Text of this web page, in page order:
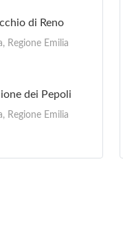
di Reno
Regione Emilia
dei Pepoli
Regione Emilia